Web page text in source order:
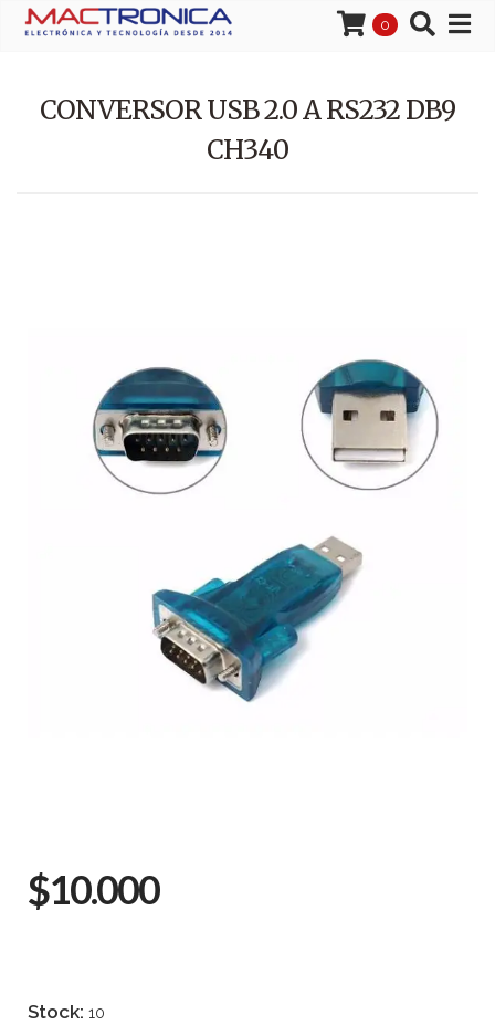
0
CONVERSOR USB 2.0 A RS232 DB9
CH340
$10.000
Stock: 10